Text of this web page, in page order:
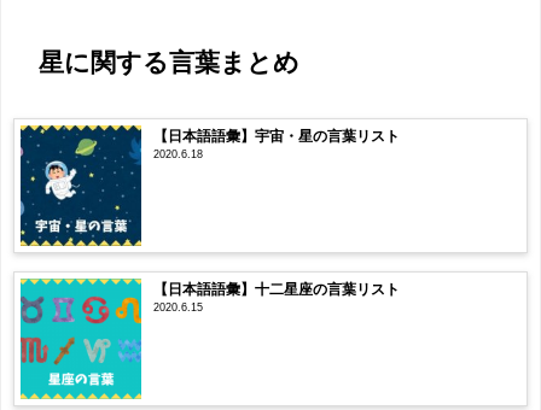
星に関する言葉まとめ
【日本語語彙】宇宙・星の言葉リスト
2020.6.18
【日本語語彙】十二星座の言葉リスト
2020.6.15